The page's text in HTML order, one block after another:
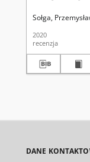
polskiego a
Rzeszy 1939-
Młyn Dom
Łódź 2016,
Sołga,
2020
recenzja
DANE